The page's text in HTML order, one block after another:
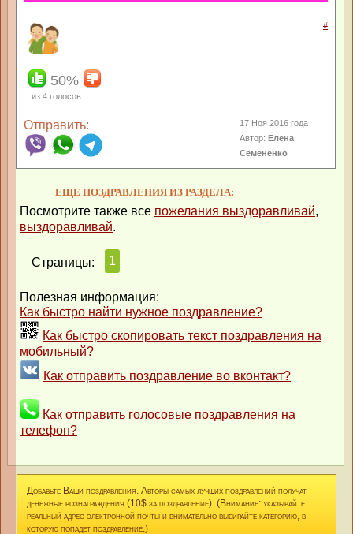
#
50%
из 4 голосов
Отправить:
17 Ноя 2016 года
Автор:Елена
Семененко
ЕЩЕ ПОЗДРАВЛЕНИЯ ИЗ РАЗДЕЛА:
Посмотрите также все пожелания выздоравливай,
выздоравливай.
Страницы: 1
Полезная информация:
Как быстро найти нужное поздравление?
Как быстро скопировать текст поздравления на
мобильный?
Как отправить поздравление во вконтакт?
Как отправить голосовые поздравления на
телефон?
Добавьте Ваши поздравления. Авторы самых лучших поздравлений получат
денежные вознаграждения (10$ за поздравление). (Внимание: указывайте
реальный адрес электронной почты и внимательно выбирайте категорию, в
которую попадет поздравление.)